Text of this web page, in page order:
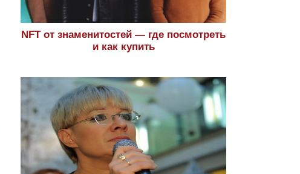
NFT от знаменитостей — где посмотреть
и как купить